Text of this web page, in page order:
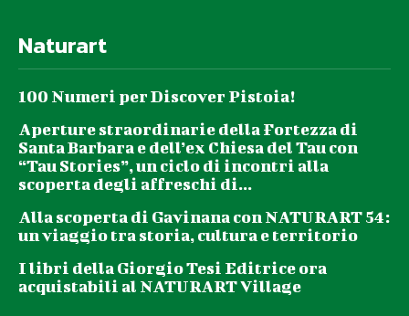
Naturart
100 Numeri per Discover Pistoia!
Aperture straordinarie della Fortezza di
Santa Barbara e dell’ex Chiesa del Tau con
“Tau Stories”, un ciclo di incontri alla
scoperta degli affreschi di...
Alla scoperta di Gavinana con NATURART 54:
un viaggio tra storia, cultura e territorio
I libri della Giorgio Tesi Editrice ora
acquistabili al NATURART Village